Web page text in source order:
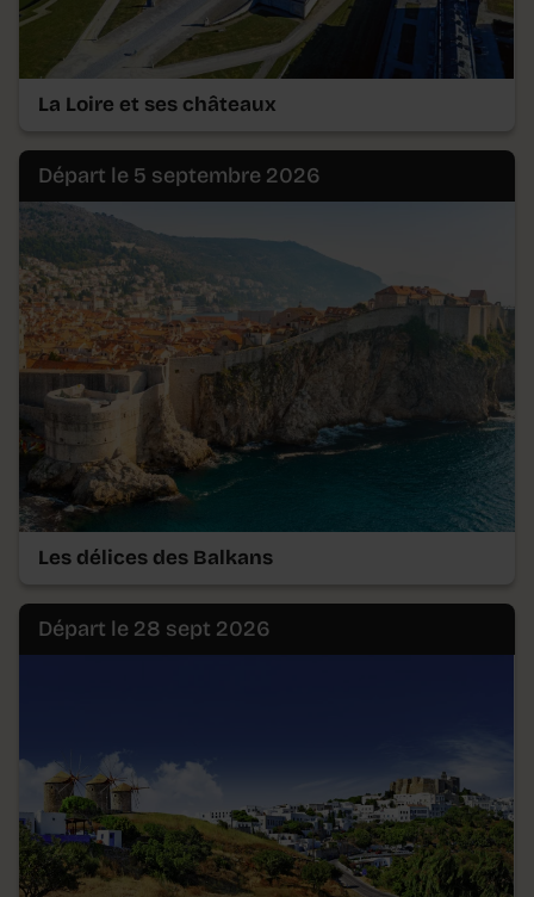
La Loire et ses châteaux
Départ le 5 septembre 2026
Les délices des Balkans
Départ le 28 sept 2026